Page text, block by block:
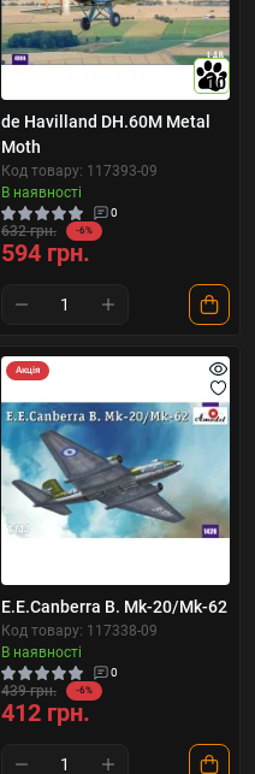
10
de Havilland DH.60M Metal
Moth
Код товару: 117393-09
В наявності
0
632 грн. -6%
594 грн.
Акція
E.E.Canberra B. Mk-20/Mk-62
Код товару: 117338-09
В наявності
0
439 грн. -6%
412 грн.